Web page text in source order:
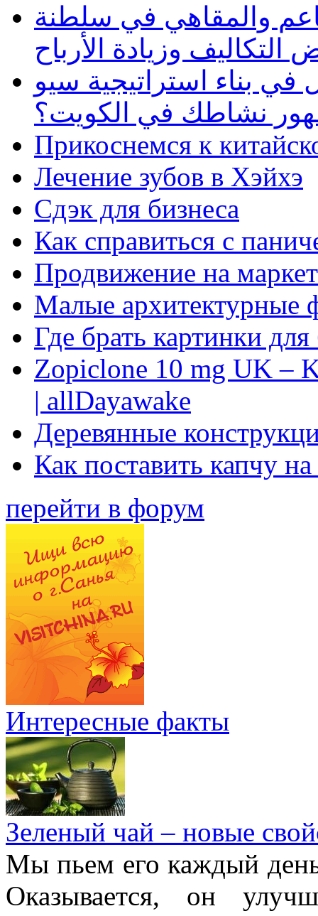
والمقاهي في سلطنة
وزيادة الأرباح
بناء استراتيجية سيو
نشاطك في الكويت؟
Прикоснемся к
Лечение зубов в Хэйхэ
Сдэк для бизнеса
Как справиться с
Продвижение на
Малые архитектурные
Где брать картинки
Zopiclone 10 mg UK –
| allDayawake
Деревянные
Как поставить капчу
перейти в форум
Интересные факты
Зеленый чай – новые
Мы пьем его каждый
Оказывается, он